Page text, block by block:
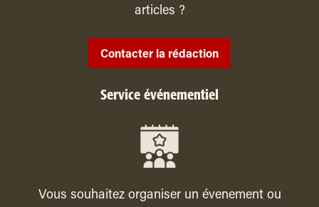
articles ?
Contacter la rédaction
Service événementiel
Vous souhaitez organiser un évenement ou